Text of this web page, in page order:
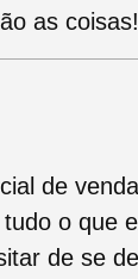
as coisas!
de
o que
de se